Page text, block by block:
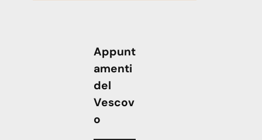
Appunt
amenti
del
Vescov
o